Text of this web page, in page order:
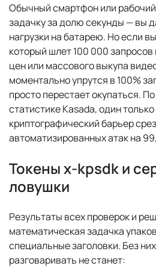
Обычный смартфон или рабочий
задачку за долю секунды — вы
нагрузки на батарею. Но если
который шлет 100 000 запросов
цен или массового выкупа
моментально упрутся в 100%
просто перестает окупаться.
статистике Kasada, один только
криптографический барьер
автоматизированных атак на
Токены x-kpsdk и
ловушки
Результаты всех проверок и
математическая задачка
специальные заголовки. Без
разговаривать не станет: